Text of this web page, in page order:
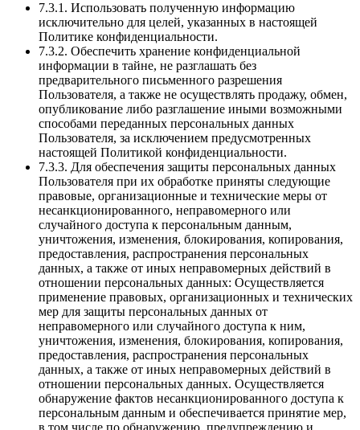
7.3.1. Использовать полученную информацию
исключительно для целей, указанных в настоящей
Политике конфиденциальности.
7.3.2. Обеспечить хранение конфиденциальной
информации в тайне, не разглашать без
предварительного письменного разрешения
Пользователя, а также не осуществлять продажу, обмен,
опубликование либо разглашение иными возможными
способами переданных персональных данных
Пользователя, за исключением предусмотренных
настоящей Политикой конфиденциальности.
7.3.3. Для обеспечения защиты персональных данных
Пользователя при их обработке приняты следующие
правовые, организационные и технические меры от
несанкционированного, неправомерного или
случайного доступа к персональным данным,
уничтожения, изменения, блокирования, копирования,
предоставления, распространения персональных
данных, а также от иных неправомерных действий в
отношении персональных данных: Осуществляется
применение правовых, организационных и технических
мер для защиты персональных данных от
неправомерного или случайного доступа к ним,
уничтожения, изменения, блокирования, копирования,
предоставления, распространения персональных
данных, а также от иных неправомерных действий в
отношении персональных данных. Осуществляется
обнаружение фактов несанкционированного доступа к
персональным данным и обеспечивается принятие мер,
в том числе по обнаружению, предупреждению и